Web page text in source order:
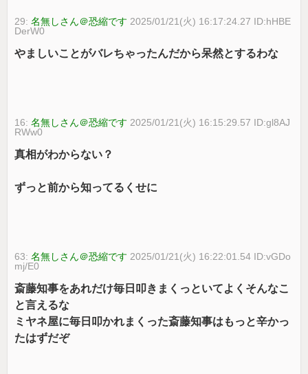
29:名無しさん＠恐縮です 2025/01/21(火) 16:17:24.27 ID:hHBE
DerW0
やましいことがバレちゃったんだから呆然とするわな
16:名無しさん＠恐縮です 2025/01/21(火) 16:15:29.57 ID:gl8AJ
RWw0
真相がわからない？
ずっと前から知ってるくせに
63:名無しさん＠恐縮です 2025/01/21(火) 16:22:01.54 ID:vGDo
mj/E0
斎藤知事をあれだけ毎日叩きまくっといてよくそんなこ
と言えるな
ミヤネ屋に毎日叩かれまくった斎藤知事はもっと辛かっ
たはずだぞ